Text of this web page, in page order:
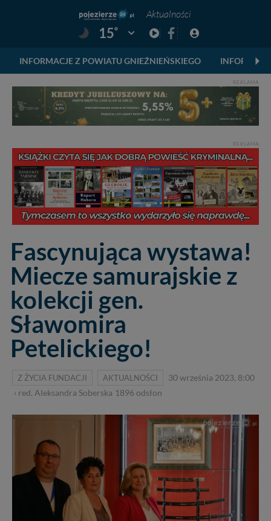
Aktualności
15° Pogoda: Gniezno
INFORMACJE Z POWIATU GNIEŹNIEŃSKIEGO
REKLAMA
REKLAMA
Fascynująca wystawa!
Miecze samurajskie z
kolekcji gen.
Sławomira
Petelickiego!
Z ŻYCIA FUNDACJI AKTUALNOŚCI
30 września 2023, 8:00
› red. Aleksandra Soberska 1896 odsłon